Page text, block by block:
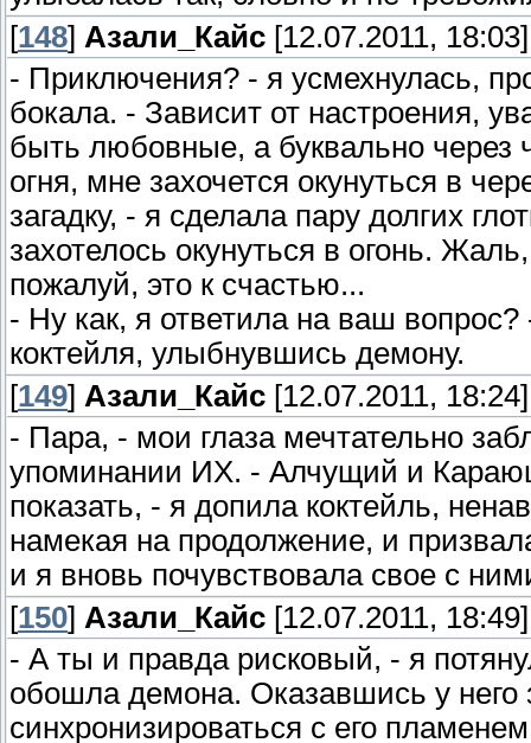
[148] Азали_Кайс [12.07.2011, 18:03]
- Приключения? - я усмехнулась,
бокала. - Зависит от настроения,
быть любовные, а буквально через
огня, мне захочется окунуться в
загадку, - я сделала пару долгих
захотелось окунуться в огонь.
пожалуй, это к счастью...
- Ну как, я ответила на ваш
коктейля, улыбнувшись демону.
[149] Азали_Кайс [12.07.2011, 18:24]
- Пара, - мои глаза мечтательно
упоминании ИХ. - Алчущий и
показать, - я допила коктейль,
намекая на продолжение, и
и я вновь почувствовала свое с
[150] Азали_Кайс [12.07.2011, 18:49]
- А ты и правда рисковый, - я
обошла демона. Оказавшись у него
синхронизироваться с его